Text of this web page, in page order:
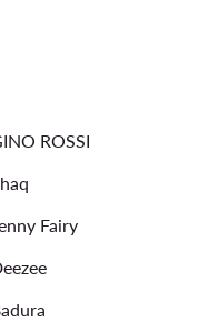
ROSSI
Fairy